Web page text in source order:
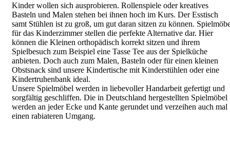
Kinder wollen sich ausprobieren. Rollenspiele oder kreatives
Basteln und Malen stehen bei ihnen hoch im Kurs. Der Esstisch
samt Stühlen ist zu groß, um gut daran sitzen zu können.
für das Kinderzimmer stellen die perfekte Alternative dar. Hier
können die Kleinen orthopädisch korrekt sitzen und ihrem
Spielbesuch zum Beispiel eine Tasse Tee aus der Spielküche
anbieten. Doch auch zum Malen, Basteln oder für einen kleinen
Obstsnack sind unsere Kindertische mit Kinderstühlen oder eine
Kindertruhenbank ideal.
Unsere Spielmöbel werden in liebevoller Handarbeit gefertigt und
sorgfältig geschliffen. Die in Deutschland hergestellten Spielmöbel
werden an jeder Ecke und Kante gerundet und verzeihen auch mal
einen rabiateren Umgang.